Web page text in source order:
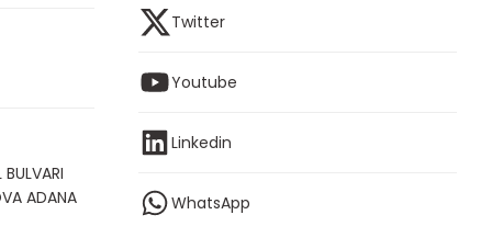
BULVARI
ADANA
Twitter
Youtube
Linkedin
WhatsApp